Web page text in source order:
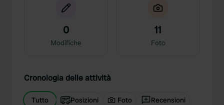
0
Modifiche
11
Foto
Cronologia delle attività
Tutto Posizioni Foto Recensioni